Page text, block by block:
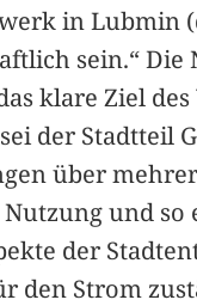
in Lubmin
sein.“
klare Ziel
der Stadtteil
über
und
der
den Strom